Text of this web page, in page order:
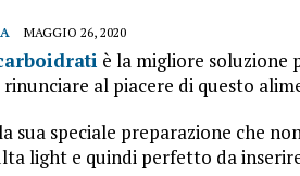
MAGGIO 26, 2020
è la migliore soluzione
al piacere di questo
sua speciale preparazione che
light e quindi perfetto da